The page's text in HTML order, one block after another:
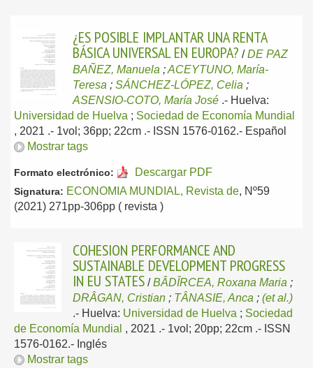
¿ES POSIBLE IMPLANTAR UNA RENTA
BÁSICA UNIVERSAL EN EUROPA? /DE PAZ
BAÑEZ, Manuela ;ACEYTUNO, María-
Teresa ; SÁNCHEZ-LÓPEZ, Celia ;
ASENSIO-COTO, María José .- Huelva:
Universidad de Huelva ; Sociedad de Economía Mundial
, 2021 .- 1vol; 36pp; 22cm .- ISSN 1576-0162.- Español
Mostrar tags
Formato electrónico: Descargar PDF
Signatura: ECONOMIA MUNDIAL, Revista de, Nº59
(2021) 271pp-306pp ( revista )
COHESION PERFORMANCE AND
SUSTAINABLE DEVELOPMENT PROGRESS
IN EU STATES /BÂDÎRCEA, Roxana Maria ;
DRÂGAN, Cristian ; TÂNASIE, Anca ; (et al.)
.- Huelva: Universidad de Huelva ; Sociedad
de Economía Mundial , 2021 .- 1vol; 20pp; 22cm .- ISSN
1576-0162.- Inglés
Mostrar tags